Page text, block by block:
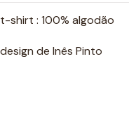
t-shirt : 100% algodão
design de Inês Pinto